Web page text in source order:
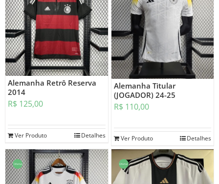
Alemanha Retrô Reserva
2014
R$ 125,00
Ver Produto Detalhes
Alemanha Titular
(JOGADOR) 24-25
R$ 110,00
Ver Produto Detalhes
Oferta! Oferta!